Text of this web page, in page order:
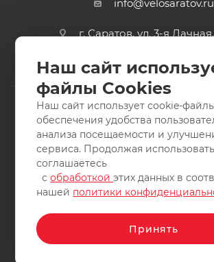
info@velosaratov.ru
г. Саратов, ул. 3-я Дачная,
2011-2026 © интернет-магазин
ВелоСаратов. Не является публичной
защищены. Заимствование материалов
запрещено.
Наш сайт
файлы Cookies
Наш сайт использует cookie-
обеспечения удобства
анализа посещаемости и
сервиса. Продолжая
соглашаетесь
собработкойэтих данных в
нашей политики
Принять